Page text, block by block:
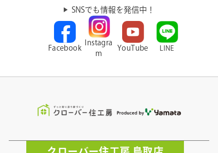
SNSでも情報を発信中！
Facebook
Instagra
m
YouTube LINE